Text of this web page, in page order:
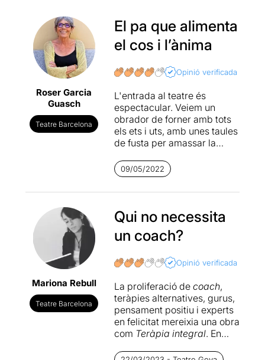
Roser Garcia
Guasch
Teatre Barcelona
El pa que alimenta
el cos i l’ànima
Opinió verificada
L'entrada al teatre és
espectacular. Veiem un
obrador de forner amb tots
els ets i uts, amb unes taules
de fusta per amassar la
davantals, farina i tota la
resta d’ingredients
necessaris per a l’elaboració
Jose Novoaaconsegueix
que ens arribi quasi bé l’olor
de pa acabat de coure.
Sota el títol de curs avançat
prestigi fa teràpies pseudo-
psicoanalítiques per
solucionar els problemes
emocionals i relacionals dels
seus alumnes. Per això els
pertinença al pa, a l’obrador
09/05/2022
Mariona Rebull
Teatre Barcelona
Qui no necessita
un coach?
Opinió verificada
La proliferació de coach,
teràpies alternatives, gurus,
pensament positiu i experts
en felicitat mereixia una obra
com Teràpia integral. En
un curs d’elaboració de pa,